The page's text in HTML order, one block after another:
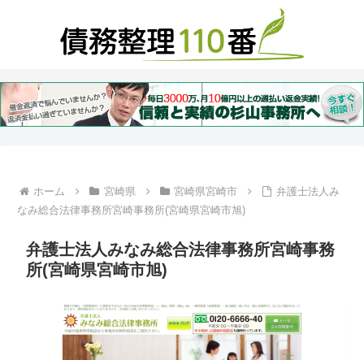
ホーム 宮崎県 宮崎県宮崎市
弁護士法人み
なみ総合法律事務所宮崎事務所(宮崎県宮崎市旭)
弁護士法人みなみ総合法律事務所宮崎事務
所(宮崎県宮崎市旭)